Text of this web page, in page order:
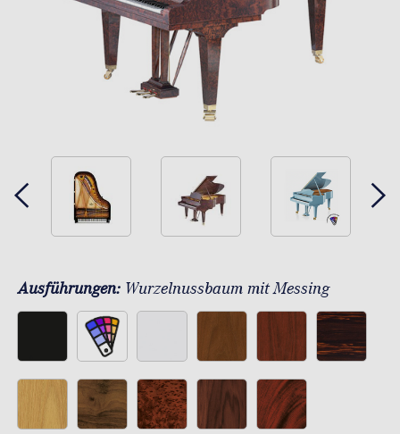
Ausführungen: Wurzelnussbaum mit Messing